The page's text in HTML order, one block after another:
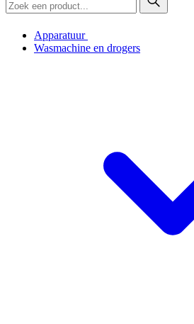
Apparatuur
Wasmachine en drogers